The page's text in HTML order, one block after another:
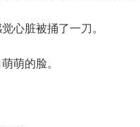
脏被捅了一刀。
的脸。